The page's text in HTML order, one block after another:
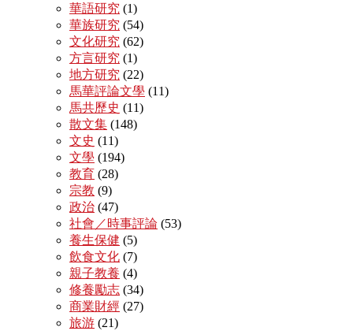
華語研究 (1)
華族研究 (54)
文化研究 (62)
方言研究 (1)
地方研究 (22)
馬華評論文學 (11)
馬共歷史 (11)
散文集 (148)
文史 (11)
文學 (194)
教育 (28)
宗教 (9)
政治 (47)
社會／時事評論 (53)
養生保健 (5)
飲食文化 (7)
親子教養 (4)
修養勵志 (34)
商業財經 (27)
旅游 (21)